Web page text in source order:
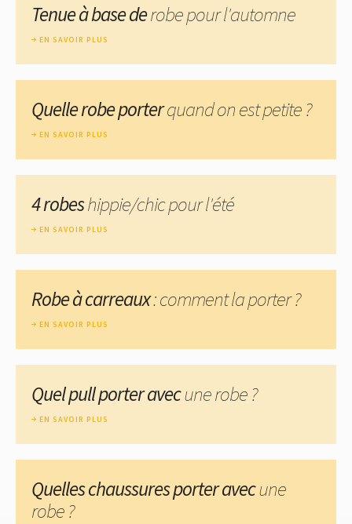
Tenue à base derobe pour l'automne
EN SAVOIR PLUS
Quelle robe porterquand on est petite ?
EN SAVOIR PLUS
4 robeshippie/chic pour l'été
EN SAVOIR PLUS
Robe à carreaux: comment la porter ?
EN SAVOIR PLUS
Quel pull porter avecune robe ?
EN SAVOIR PLUS
Quelles chaussures porter avecune
robe ?